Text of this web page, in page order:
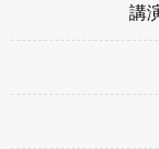
講